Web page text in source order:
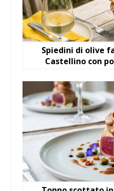
Spiedini di olive
Castellino con